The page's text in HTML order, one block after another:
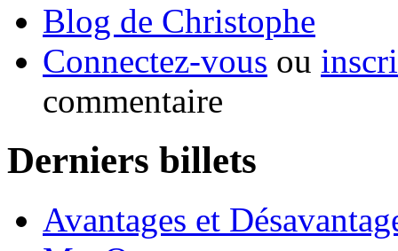
Blog de Christophe
Connectez-vous ou
commentaire
Derniers billets
Avantages et